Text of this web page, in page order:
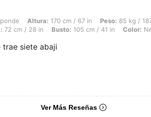
Altura: 170 cm / 67 in, Peso: 85 kg / 187 lbs,
Altura: 170 cm / 67 in Peso: 85 kg /
72 cm / 28 in Busto: 105 cm / 41 in Color:
siete abaji
Ver Más Reseñas